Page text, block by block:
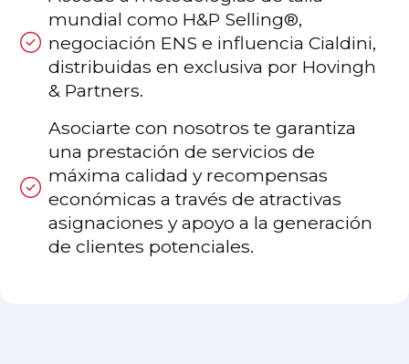
mundial como H&P Selling®,
negociación ENS e influencia Cialdini,
distribuidas en exclusiva por Hovingh
& Partners.
Asociarte con nosotros te garantiza
una prestación de servicios de
máxima calidad y recompensas
económicas a través de atractivas
asignaciones y apoyo a la generación
de clientes potenciales.